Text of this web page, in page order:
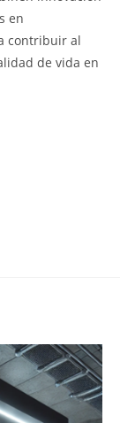
en
contribuir al
de vida en